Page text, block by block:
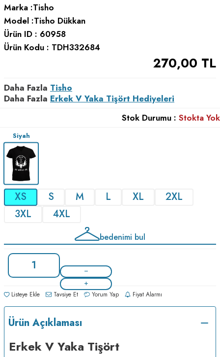
Marka :Tisho
Model :Tisho Dükkan
Ürün ID : 60958
Ürün Kodu : TDH332684
270,00 TL
Daha Fazla Tisho
Daha Fazla Erkek V Yaka Tişört Hediyeleri
Stok Durumu : Stokta Yok
Siyah
XS S M L XL
2XL
3XL
4XL
bedenimi bul
Listeye Ekle Tavsiye Et Yorum Yap Fiyat Alarmı
Ürün Açıklaması
Erkek V Yaka Tişört